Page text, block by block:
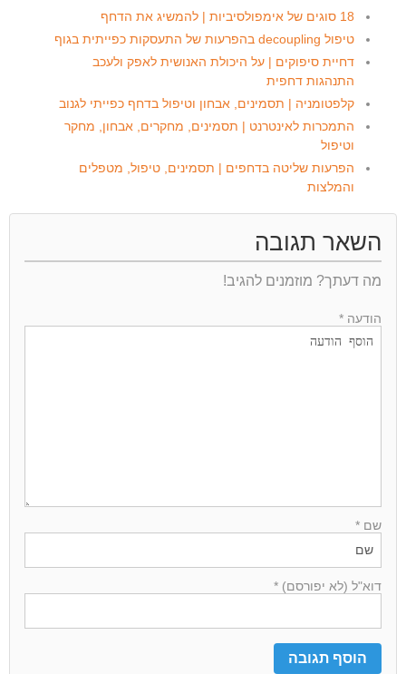
18 סוגים של אימפולסיביות | להמשיג את הדחף
טיפול decoupling בהפרעות של התעסקות כפייתית בגוף
דחיית סיפוקים | על היכולת האנושית לאפק ולעכב
התנהגות דחפית
קלפטומניה | תסמינים, אבחון וטיפול בדחף כפייתי לגנוב
התמכרות לאינטרנט | תסמינים, מחקרים, אבחון, מחקר
וטיפול
הפרעות שליטה בדחפים | תסמינים, טיפול, מטפלים
והמלצות
השאר תגובה
מה דעתך? מוזמנים להגיב!
הודעה *
שם *
דוא"ל (לא יפורסם) *